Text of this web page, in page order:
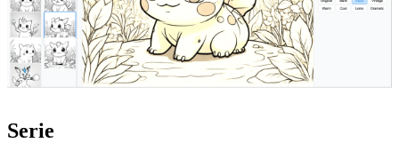
Serie